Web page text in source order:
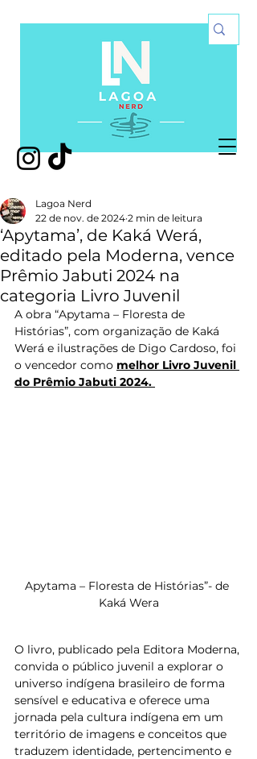
‘Apytama’, de Kaká Werá,
editado pela Moderna, vence
Prêmio Jabuti 2024 na
categoria Livro Juvenil
Lagoa Nerd
22 de nov. de 2024 2 min de leitura
A obra “Apytama – Floresta de
Histórias”, com organização de Kaká
Werá e ilustrações de Digo Cardoso, foi
o vencedor como melhor Livro Juvenil
do Prêmio Jabuti 2024.
Apytama – Floresta de Histórias”- de
Kaká Wera
O livro, publicado pela Editora Moderna,
convida o público juvenil a explorar o
universo indígena brasileiro de forma
sensível e educativa e oferece uma
jornada pela cultura indígena em um
território de imagens e conceitos que
traduzem identidade, pertencimento e